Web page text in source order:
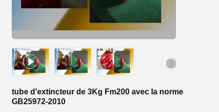
tube d'extincteur de 3Kg Fm200 avec la norme
GB25972-2010